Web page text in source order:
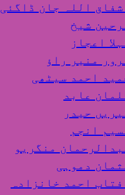
اللہ جان ڈاگئی
شیخ
اعجاز
منیر راؤ
احمد سیٹھی
عابد
حیدر
انجم
منگریو
دموہی
احمد خانزادہ